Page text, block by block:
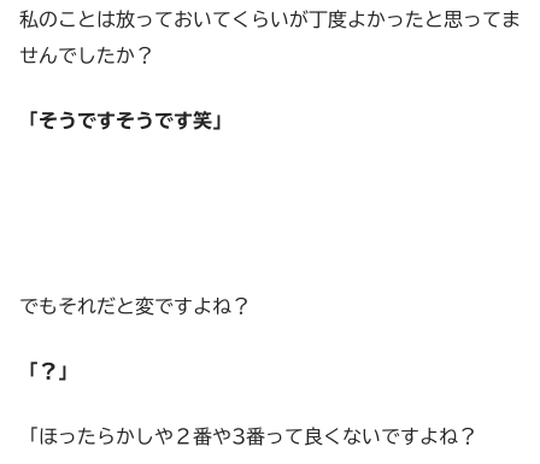
私のことは放っておいてくらいが丁度よかったと思ってま
せんでしたか？
「そうですそうです笑」
でもそれだと変ですよね？
「？」
「ほったらかしや２番や3番って良くないですよね？